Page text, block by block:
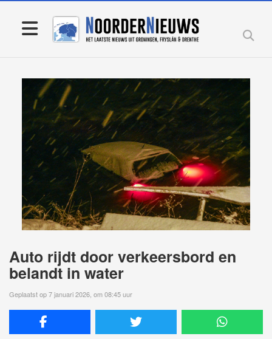
Auto rijdt door verkeersbord en
belandt in water
Geplaatst op 7 januari 2026, om 08:45 uur